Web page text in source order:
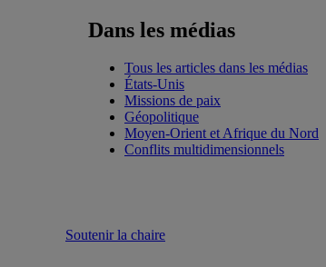
Dans les médias
Tous les articles dans les médias
États-Unis
Missions de paix
Géopolitique
Moyen-Orient et Afrique du Nord
Conflits multidimensionnels
Soutenir la chaire